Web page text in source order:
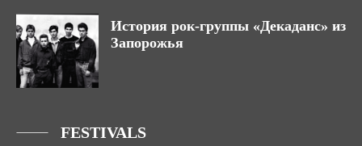
История рок-группы «Декаданс» из
Запорожья
FESTIVALS